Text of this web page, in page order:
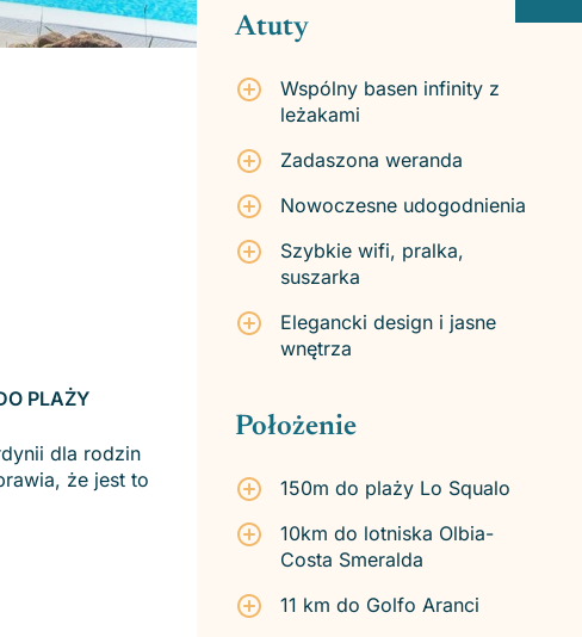
Atuty
Wspólny basen infinity z
leżakami
Zadaszona weranda
Nowoczesne udogodnienia
Szybkie wifi, pralka,
suszarka
Elegancki design i jasne
wnętrza
Położenie
150m do plaży Lo Squalo
10km do lotniska Olbia-
Costa Smeralda
11 km do Golfo Aranci
PLAŻY
dla rodzin
że jest to